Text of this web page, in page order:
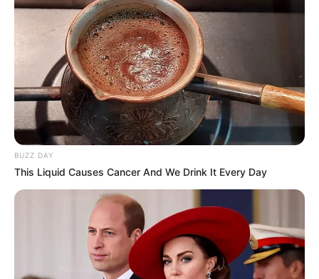
BUZZ DAY
This Liquid Causes Cancer And We Drink It Every Day